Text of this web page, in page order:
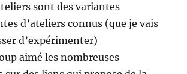
sont des variantes
d’ateliers connus (que je vais
d’expérimenter)
aimé les nombreuses